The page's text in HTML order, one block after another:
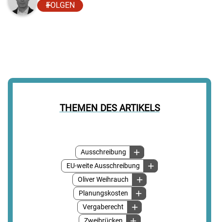
THEMEN DES ARTIKELS
Ausschreibung
EU-weite Ausschreibung
Oliver Weihrauch
Planungskosten
Vergaberecht
FOLGEN